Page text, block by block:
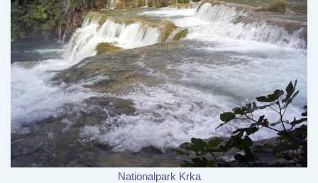
Nationalpark Krka